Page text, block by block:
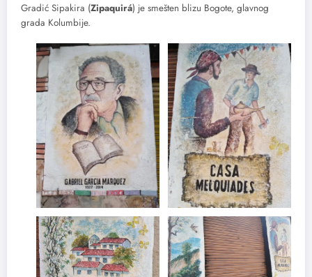
Gradić Sipakira (Zipaquirá) je smešten blizu Bogote, glavnog
grada Kolumbije.